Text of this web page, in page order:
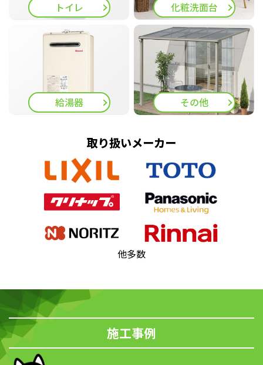
トイレ 化粧洗面台
給湯器 その他
取り扱いメーカー
他多数
施工事例